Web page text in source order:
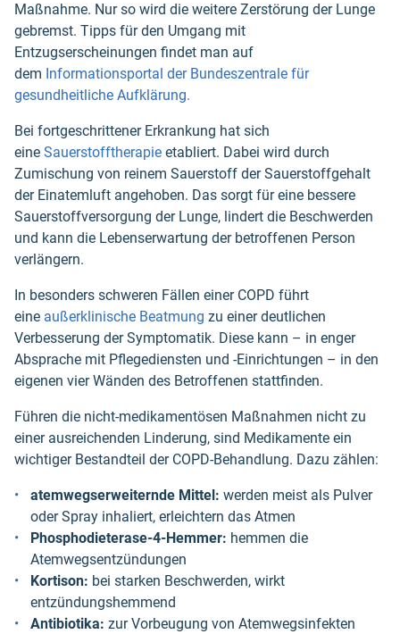
Maßnahme. Nur so wird die weitere Zerstörung der Lunge
gebremst. Tipps für den Umgang mit
Entzugserscheinungen findet man auf
dem Informationsportal der Bundeszentrale für
gesundheitliche Aufklärung.
Bei fortgeschrittener Erkrankung hat sich
eine Sauerstofftherapie etabliert. Dabei wird durch
Zumischung von reinem Sauerstoff der Sauerstoffgehalt
der Einatemluft angehoben. Das sorgt für eine bessere
Sauerstoffversorgung der Lunge, lindert die Beschwerden
und kann die Lebenserwartung der betroffenen Person
verlängern.
In besonders schweren Fällen einer COPD führt
eine außerklinische Beatmung zu einer deutlichen
Verbesserung der Symptomatik. Diese kann – in enger
Absprache mit Pflegediensten und -Einrichtungen – in den
eigenen vier Wänden des Betroffenen stattfinden.
Führen die nicht-medikamentösen Maßnahmen nicht zu
einer ausreichenden Linderung, sind Medikamente ein
wichtiger Bestandteil der COPD-Behandlung. Dazu zählen:
atemwegserweiternde Mittel: werden meist als Pulver
oder Spray inhaliert, erleichtern das Atmen
Phosphodieterase-4-Hemmer: hemmen die
Atemwegsentzündungen
Kortison: bei starken Beschwerden, wirkt
entzündungshemmend
Antibiotika: zur Vorbeugung von Atemwegsinfekten